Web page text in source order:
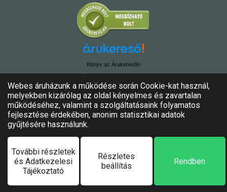
Könyv az Árukeresőn
Minden jog fenntartva!
Felhasználási feltételek